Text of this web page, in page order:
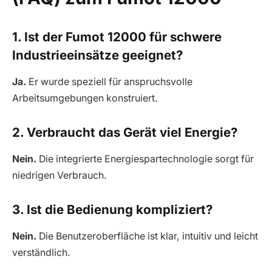
1. Ist der Fumot 12000 für schwere
Industrieeinsätze geeignet?
Ja. Er wurde speziell für anspruchsvolle
Arbeitsumgebungen konstruiert.
2. Verbraucht das Gerät viel Energie?
Nein. Die integrierte Energiespartechnologie sorgt für
niedrigen Verbrauch.
3. Ist die Bedienung kompliziert?
Nein. Die Benutzeroberfläche ist klar, intuitiv und leicht
verständlich.